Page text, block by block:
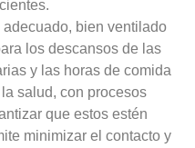
bien ventilado
los descansos de las
y las horas de comida
salud, con procesos
que estos estén
minimizar el contacto y